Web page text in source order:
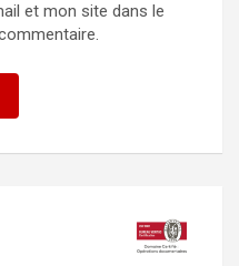
et mon site dans le